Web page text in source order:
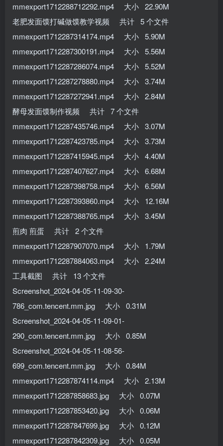
mmexport1712288712292.mp4 大小 22.90M
老肥发面馍打碱做馍教学视频 共计 5 个文件
mmexport1712287314174.mp4 大小 5.90M
mmexport1712287300191.mp4 大小 5.56M
mmexport1712287286074.mp4 大小 5.52M
mmexport1712287278880.mp4 大小 3.74M
mmexport1712287272941.mp4 大小 2.84M
酵母发面馍制作视频 共计 7 个文件
mmexport1712287435746.mp4 大小 3.07M
mmexport1712287423785.mp4 大小 3.73M
mmexport1712287415945.mp4 大小 4.40M
mmexport1712287407627.mp4 大小 6.68M
mmexport1712287398758.mp4 大小 6.56M
mmexport1712287393860.mp4 大小 12.16M
mmexport1712287388765.mp4 大小 3.45M
煎肉 煎蛋 共计 2 个文件
mmexport1712287907070.mp4 大小 1.79M
mmexport1712287884063.mp4 大小 2.24M
工具截图 共计 13 个文件
Screenshot_2024-04-05-11-09-30-
786_com.tencent.mm.jpg 大小 0.31M
Screenshot_2024-04-05-11-09-01-
290_com.tencent.mm.jpg 大小 0.85M
Screenshot_2024-04-05-11-08-56-
699_com.tencent.mm.jpg 大小 0.84M
mmexport1712287874114.mp4 大小 2.13M
mmexport1712287858683.jpg 大小 0.07M
mmexport1712287853420.jpg 大小 0.06M
mmexport1712287847699.jpg 大小 0.12M
mmexport1712287842309.jpg 大小 0.05M